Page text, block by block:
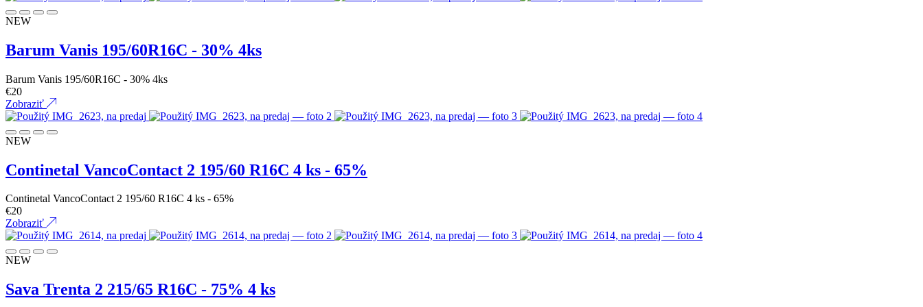
NEW
Barum Vanis 195/60R16C - 30% 4ks
Barum Vanis 195/60R16C - 30% 4ks
€20
Zobraziť
NEW
Continetal VancoContact 2 195/60 R16C 4 ks - 65%
Continetal VancoContact 2 195/60 R16C 4 ks - 65%
€20
Zobraziť
NEW
Sava Trenta 2 215/65 R16C - 75% 4 ks